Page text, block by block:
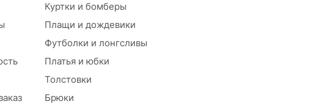
Куртки и бомберы
Плащи и дождевики
Футболки и лонгсливы
Платья и юбки
Толстовки
Брюки